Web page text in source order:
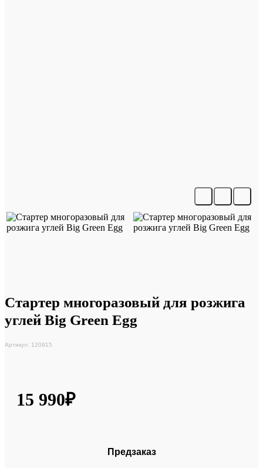
Стартер многоразовый для розжига
углей Big Green Egg
Артикул: 120915
15 990₽
Предзаказ